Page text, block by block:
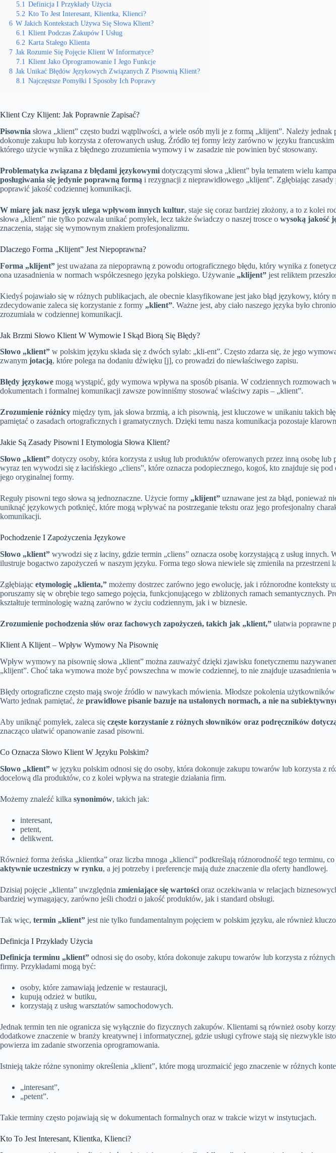
5.1 Definicja I Przykłady Użycia
5.2 Kto To Jest Interesant, Klientka, Klienci?
6 W Jakich Kontekstach Używa Się Słowa Klient?
6.1 Klient Podczas Zakupów I Usług
6.2 Karta Stałego Klienta
7 Jak Rozumie Się Pojęcie Klient W Informatyce?
7.1 Klient Jako Oprogramowanie I Jego Funkcje
8 Jak Unikać Błędów Językowych Związanych Z Pisownią Klient?
8.1 Najczęstsze Pomyłki I Sposoby Ich Poprawy
Klient Czy Klijent: Jak Poprawnie Zapisać?
Pisownia słowa „klient” często budzi wątpliwości, a wiele osób myli je z formą „klijent”. Należy
dokonuje zakupu lub korzysta z oferowanych usług. Źródło tej formy leży zarówno w języku
którego użycie wynika z błędnego zrozumienia wymowy i w zasadzie nie powinien być stosowany.
Problematyka związana z błędami językowymi dotyczącymi słowa „klient” była tematem wielu
posługiwania się jedynie poprawną formą i rezygnacji z nieprawidłowego „klijent”. Zgłębiając
poprawić jakość codziennej komunikacji.
W miarę jak nasz język ulega wpływom innych kultur, staje się coraz bardziej złożony, a to z kolei
słowa „klient” nie tylko pozwala unikać pomyłek, lecz także świadczy o naszej trosce o wysoką jakość
znaczenia, stając się wymownym znakiem profesjonalizmu.
Dlaczego Forma „Klijent” Jest Niepoprawna?
Forma „klijent” jest uważana za niepoprawną z powodu ortograficznego błędu, który wynika z
ona uzasadnienia w normach współczesnego języka polskiego. Używanie „klijent” jest reliktem
Kiedyś pojawiało się w różnych publikacjach, ale obecnie klasyfikowane jest jako błąd językowy,
zdecydowanie zaleca się korzystanie z formy „klient”. Ważne jest, aby ciało naszego języka było
zrozumiała w codziennej komunikacji.
Jak Brzmi Słowo Klient W Wymowie I Skąd Biorą Się Błędy?
Słowo „klient” w polskim języku składa się z dwóch sylab: „kli-ent”. Często zdarza się, że jego
zwanym jotacją, które polega na dodaniu dźwięku [j], co prowadzi do niewłaściwego zapisu.
Błędy językowe mogą wystąpić, gdy wymowa wpływa na sposób pisania. W codziennych
dokumentach i formalnej komunikacji zawsze powinniśmy stosować właściwy zapis – „klient”.
Zrozumienie różnicy między tym, jak słowa brzmią, a ich pisownią, jest kluczowe w unikaniu takich
pamiętać o zasadach ortograficznych i gramatycznych. Dzięki temu nasza komunikacja pozostaje
Jakie Są Zasady Pisowni I Etymologia Słowa Klient?
Słowo „klient” dotyczy osoby, która korzysta z usług lub produktów oferowanych przez inną osobę
wyraz ten wywodzi się z łacińskiego „cliens”, które oznacza podopiecznego, kogoś, kto znajduje się
jego oryginalnej formy.
Reguły pisowni tego słowa są jednoznaczne. Użycie formy „klijent” uznawane jest za błąd, ponieważ
uniknąć językowych potknięć, które mogą wpływać na postrzeganie tekstu oraz jego profesjonalny
komunikacji.
Pochodzenie I Zapożyczenia Językowe
Słowo „klient” wywodzi się z łaciny, gdzie termin „cliens” oznacza osobę korzystającą z usług
ilustruje bogactwo zapożyczeń w naszym języku. Forma tego słowa niewiele się zmieniła na przestrzeni
Zgłębiając etymologię „klienta,” możemy dostrzec zarówno jego ewolucję, jak i różnorodne
poruszamy się w obrębie tego samego pojęcia, funkcjonującego w zbliżonych ramach semantycznych.
kształtuje terminologię ważną zarówno w życiu codziennym, jak i w biznesie.
Zrozumienie pochodzenia słów oraz fachowych zapożyczeń, takich jak „klient,” ułatwia poprawne
Klient A Klijent – Wpływ Wymowy Na Pisownię
Wpływ wymowy na pisownię słowa „klient” można zauważyć dzięki zjawisku fonetycznemu
„klijent”. Choć taka wymowa może być powszechna w mowie codziennej, to nie znajduje uzasadnienia
Błędy ortograficzne często mają swoje źródło w nawykach mówienia. Młodsze pokolenia
Warto jednak pamiętać, że prawidłowe pisanie bazuje na ustalonych normach, a nie na
Aby uniknąć pomyłek, zaleca się częste korzystanie z różnych słowników oraz podręczników
znacząco ułatwić opanowanie zasad pisowni.
Co Oznacza Słowo Klient W Języku Polskim?
Słowo „klient” w języku polskim odnosi się do osoby, która dokonuje zakupu towarów lub korzysta z
docelową dla produktów, co z kolei wpływa na strategie działania firm.
Możemy znaleźć kilka synonimów, takich jak:
interesant,
petent,
delikwent.
Również forma żeńska „klientka” oraz liczba mnoga „klienci” podkreślają różnorodność tego terminu,
aktywnie uczestniczy w rynku, a jej potrzeby i preferencje mają duże znaczenie dla oferty handlowej.
Dzisiaj pojęcie „klienta” uwzględnia zmieniające się wartości oraz oczekiwania w relacjach
bardziej wymagający, zarówno jeśli chodzi o jakość produktów, jak i standard obsługi.
Tak więc, termin „klient” jest nie tylko fundamentalnym pojęciem w polskim języku, ale również
Definicja I Przykłady Użycia
Definicja terminu „klient” odnosi się do osoby, która dokonuje zakupu towarów lub korzysta z
firmy. Przykładami mogą być:
osoby, które zamawiają jedzenie w restauracji,
kupują odzież w butiku,
korzystają z usług warsztatów samochodowych.
Jednak termin ten nie ogranicza się wyłącznie do fizycznych zakupów. Klientami są również osoby
dodatkowe znaczenie w branży kreatywnej i informatycznej, gdzie usługi cyfrowe stają się niezwykle
powierza im zadanie stworzenia oprogramowania.
Istnieją także różne synonimy określenia „klient”, które mogą urozmaicić jego znaczenie w różnych
„interesant”,
„petent”.
Takie terminy często pojawiają się w dokumentach formalnych oraz w trakcie wizyt w instytucjach.
Kto To Jest Interesant, Klientka, Klienci?